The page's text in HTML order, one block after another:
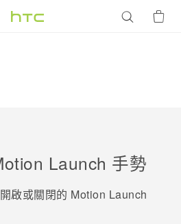
Launch 手勢
啟或關閉的 Motion Launch